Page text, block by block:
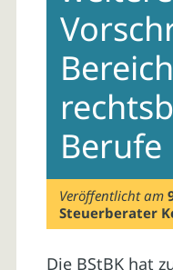
Berufe
Veröffentlicht am
Steuerberater
Die BStBK hat